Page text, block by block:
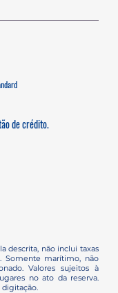
de crédito.
descrita, não inclui taxas
Somente marítimo, não
Valores sujeitos à
no ato da reserva.
digitação.